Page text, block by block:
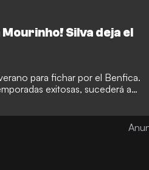
Silva deja el
para fichar por el Benfica.
exitosas, sucederá a
de vuelta en el crisis del Real
pese a una oferta de 8